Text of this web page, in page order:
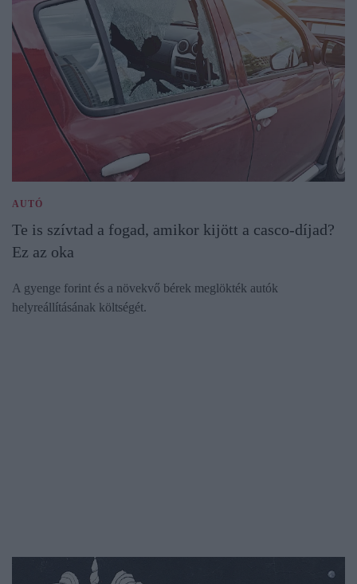
AUTÓ
Te is szívtad a fogad, amikor kijött a casco-díjad?
Ez az oka
A gyenge forint és a növekvő bérek meglökték autók
helyreállításának költségét.